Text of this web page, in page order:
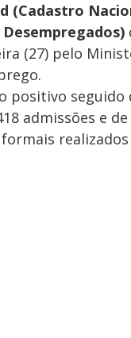
(Cadastro
(27) pelo
positivo seguido
admissões e de